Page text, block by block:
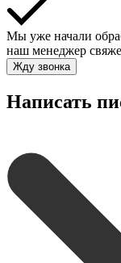
Мы уже начали
наш менеджер
Жду звонка
Написать